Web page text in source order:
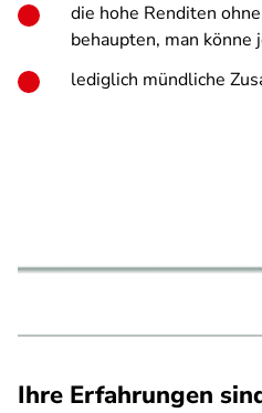
die hohe Renditen
behaupten, man könne
lediglich mündliche
Ihre Erfahrungen